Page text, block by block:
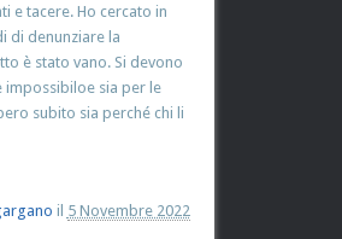
e tacere. Ho cercato in
di denunziare la
è stato vano. Si devono
impossibiloe sia per le
subito sia perché chi li
il 5 Novembre 2022